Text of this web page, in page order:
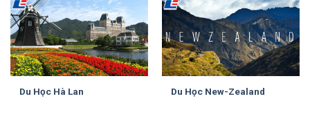
Du Học Hà Lan Du Học New-Zealand